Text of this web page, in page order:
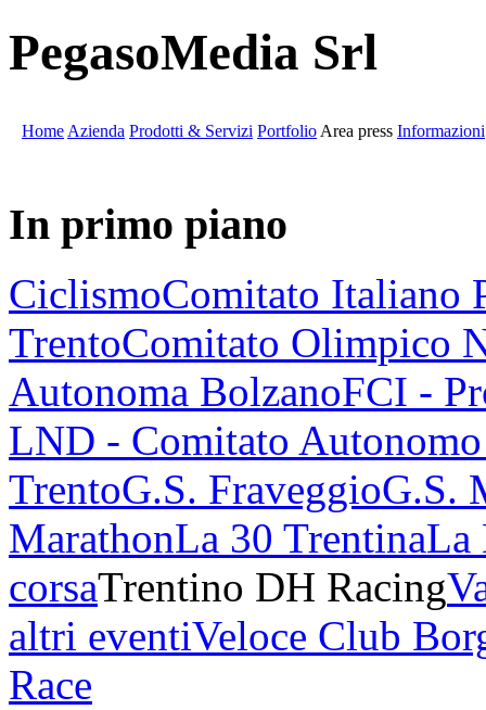
PegasoMedia Srl
Home Azienda Prodotti & Servizi Portfolio Area press Informazioni
In primo piano
CiclismoComitato Italiano
TrentoComitato Olimpico
Autonoma BolzanoFCI -
LND - Comitato
TrentoG.S. FraveggioG.S.
MarathonLa 30 TrentinaLa
corsaTrentino DH Racing
altri eventiVeloce Club
Race